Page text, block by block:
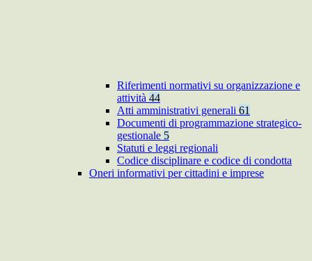
Riferimenti normativi su organizzazione e
attività 44
Atti amministrativi generali 61
Documenti di programmazione strategico-
gestionale 5
Statuti e leggi regionali
Codice disciplinare e codice di condotta
Oneri informativi per cittadini e imprese